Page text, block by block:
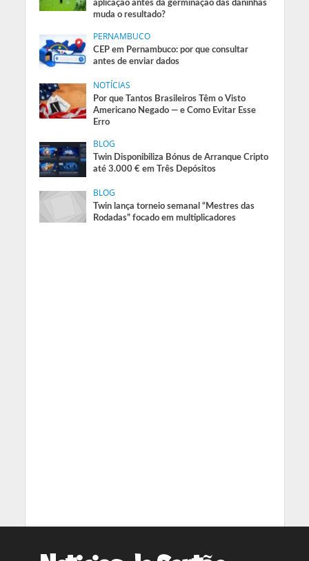
aplicação antes da germinação das daninhas
muda o resultado?
PERNAMBUCO
CEP em Pernambuco: por que consultar
antes de enviar dados
NOTÍCIAS
Por que Tantos Brasileiros Têm o Visto
Americano Negado — e Como Evitar Esse
Erro
BLOG
Twin Disponibiliza Bónus de Arranque Cripto
até 3.000 € em Três Depósitos
BLOG
Twin lança torneio semanal “Mestres das
Rodadas” focado em multiplicadores